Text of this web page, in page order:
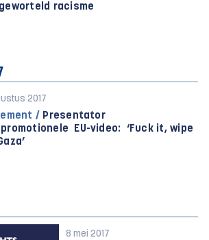
racisme
2017
/ Presentator
EU-video: ‘Fuck it, wipe
8 mei 2017